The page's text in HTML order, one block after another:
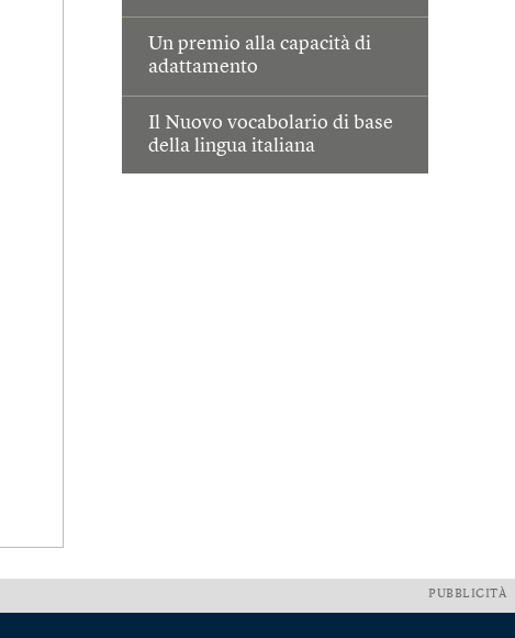
Un premio alla capacità di
adattamento
Il Nuovo vocabolario di base
della lingua italiana
PUBBLICITÀ